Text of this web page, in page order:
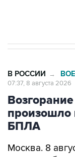
В РОССИИ →
07:37, 8 августа 2026
произошло
БПЛА
Москва. 8